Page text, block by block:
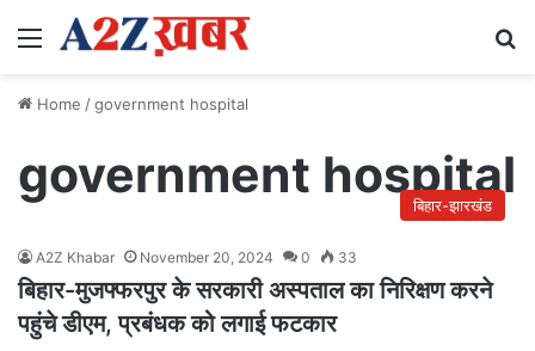
Menu
Home /government hospital
government hospital
बिहार-झारखंड
A2Z Khabar November 20, 2024 0 33
बिहार-मुजफ्फरपुर के सरकारी अस्पताल का निरिक्षण करने
पहुंचे डीएम, प्रबंधक को लगाई फटकार